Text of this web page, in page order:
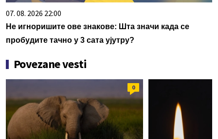
07. 08. 2026 22:00
Не игноришите ове знакове: Шта значи када се
пробудите тачно у 3 сата ујутру?
Povezane vesti
0